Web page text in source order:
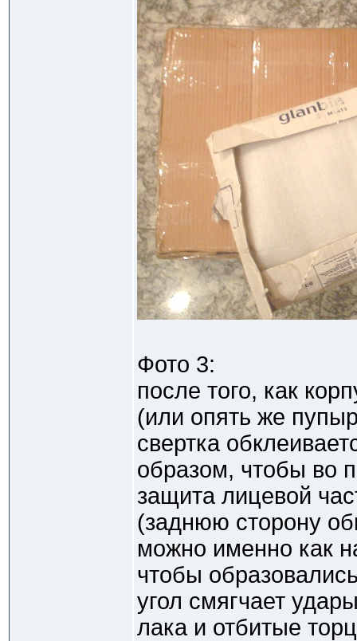
Фото 3:
после того, как
(или опять же
свертка
образом, чтобы во
защита лицевой
(заднюю сторону
можно именно как
чтобы
угол смягчает
лака и отбитые